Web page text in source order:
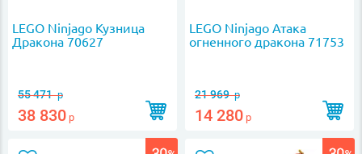
LEGO Ninjago Кузница
Дракона 70627
55 471р
38 830 р
LEGO Ninjago Атака
огненного дракона 71753
21 969р
14 280 р